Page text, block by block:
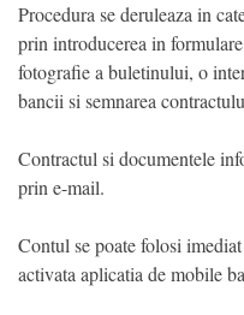
Procedura se deruleaza in
prin introducerea in
fotografie a buletinului, o
bancii si semnarea
Contractul si documentele
prin e-mail.
Contul se poate folosi
activata aplicatia de mobile